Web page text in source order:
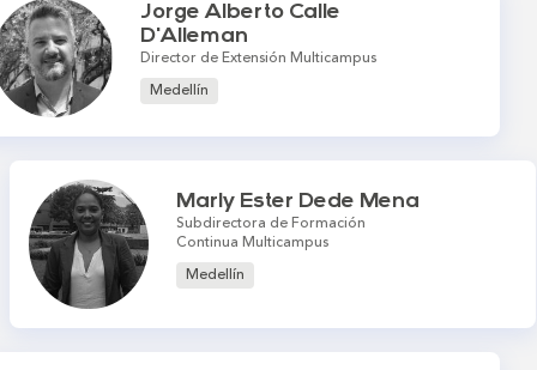
Jorge Alberto Calle
D'Alleman
Director de Extensión Multicampus
Medellín
Marly Ester Dede Mena
Subdirectora de Formación
Continua Multicampus
Medellín